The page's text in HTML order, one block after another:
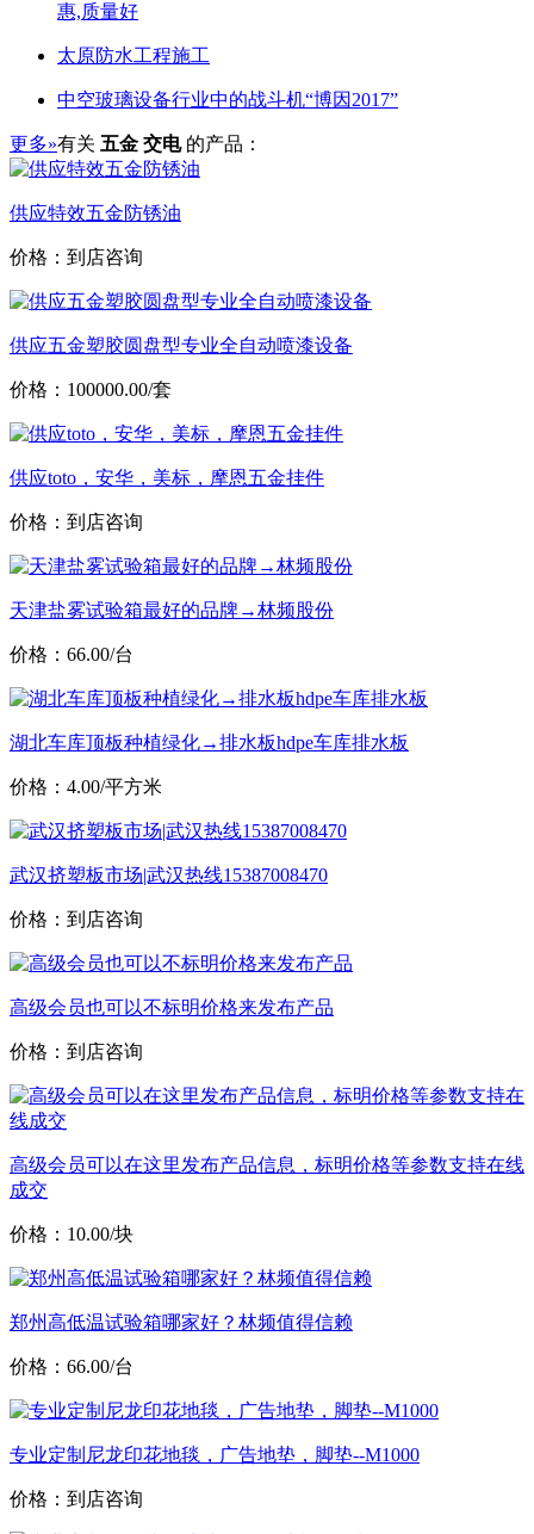
惠,质量好
太原防水工程施工
中空玻璃设备行业中的战斗机“博因2017”
更多»有关 五金 交电 的产品：
供应特效五金防锈油
价格：到店咨询
供应五金塑胶圆盘型专业全自动喷漆设备
价格：100000.00/套
供应toto，安华，美标，摩恩五金挂件
价格：到店咨询
天津盐雾试验箱最好的品牌→林频股份
价格：66.00/台
湖北车库顶板种植绿化→排水板hdpe车库排水板
价格：4.00/平方米
武汉挤塑板市场|武汉热线15387008470
价格：到店咨询
高级会员也可以不标明价格来发布产品
价格：到店咨询
高级会员可以在这里发布产品信息，标明价格等参数支持在线
成交
价格：10.00/块
郑州高低温试验箱哪家好？林频值得信赖
价格：66.00/台
专业定制尼龙印花地毯，广告地垫，脚垫--M1000
价格：到店咨询